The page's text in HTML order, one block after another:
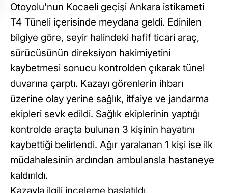
Otoyolu'nun Kocaeli geçişi Ankara istikameti
T4 Tüneli içerisinde meydana geldi. Edinilen
bilgiye göre, seyir halindeki hafif ticari araç,
sürücüsünün direksiyon hakimiyetini
kaybetmesi sonucu kontrolden çıkarak tünel
duvarına çarptı. Kazayı görenlerin ihbarı
üzerine olay yerine sağlık, itfaiye ve jandarma
ekipleri sevk edildi. Sağlık ekiplerinin yaptığı
kontrolde araçta bulunan 3 kişinin hayatını
kaybettiği belirlendi. Ağır yaralanan 1 kişi ise ilk
müdahalesinin ardından ambulansla hastaneye
kaldırıldı.
Kazayla ilgili inceleme başlatıldı.